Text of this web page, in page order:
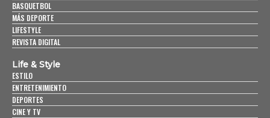
BASQUETBOL
MÁS DEPORTE
LIFESTYLE
REVISTA DIGITAL
Life & Style
ESTILO
ENTRETENIMIENTO
DEPORTES
CINE Y TV